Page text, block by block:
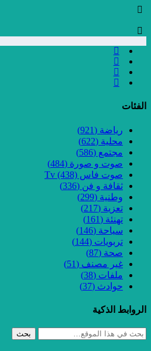
الفئات
رياضة (921)
محلية (622)
مجتمع (586)
صوت و صورة (484)
صوت فاس Tv (438)
ثقافة و فن (336)
وطنية (299)
تعزية (217)
تهنئة (161)
سياحة (146)
تربويات (144)
صحة (87)
غير مصنف (51)
ملفات (38)
حوادث (37)
الروابط الذكية
بحث